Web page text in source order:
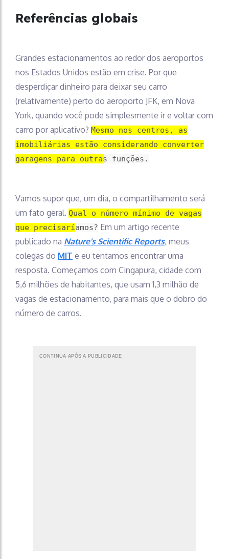
Referências globais
Grandes estacionamentos ao redor dos aeroportos
nos Estados Unidos estão em crise. Por que
desperdiçar dinheiro para deixar seu carro
(relativamente) perto do aeroporto JFK, em Nova
York, quando você pode simplesmente ir e voltar com
carro por aplicativo? Mesmo nos centros, as
imobiliárias estão considerando converter
garagens para outras funções.
Vamos supor que, um dia, o compartilhamento será
um fato geral. Qual o número mínimo de vagas
que precisaríamos? Em um artigo recente
publicado na Nature’s Scientific Reports, meus
colegas do MIT e eu tentamos encontrar uma
resposta. Começamos com Cingapura, cidade com
5,6 milhões de habitantes, que usam 1,3 milhão de
vagas de estacionamento, para mais que o dobro do
número de carros.
CONTINUA APÓS A PUBLICIDADE